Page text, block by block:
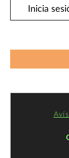
Inicia